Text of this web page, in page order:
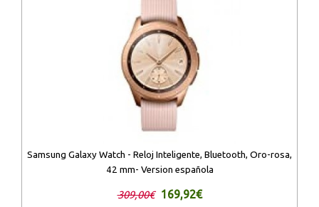
Samsung Galaxy Watch - Reloj Inteligente, Bluetooth, Oro-rosa,
42 mm- Version española
309,00€ 169,92€